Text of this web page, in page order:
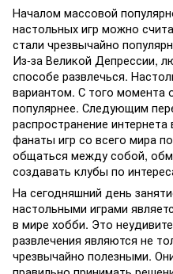
Началом массовой
настольных игр можно
стали чрезвычайно
Из-за Великой Депрессии,
способе развлечься.
вариантом. С того момента
популярнее. Следующим
распространение
фанаты игр со всего мира
общаться между собой,
создавать клубы по
На сегодняшний день
настольными играми
в мире хобби. Это
развлечения являются не
чрезвычайно полезными.